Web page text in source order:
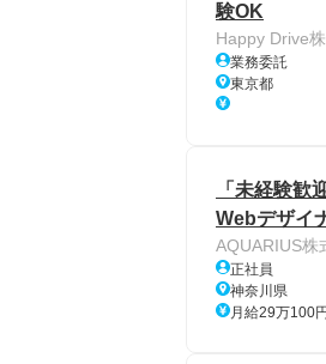
験OK
Happy Drive
業務委託
東京都
「未経験歓
Webデザイ
AQUARIUS株
正社員
神奈川県
月給29万100